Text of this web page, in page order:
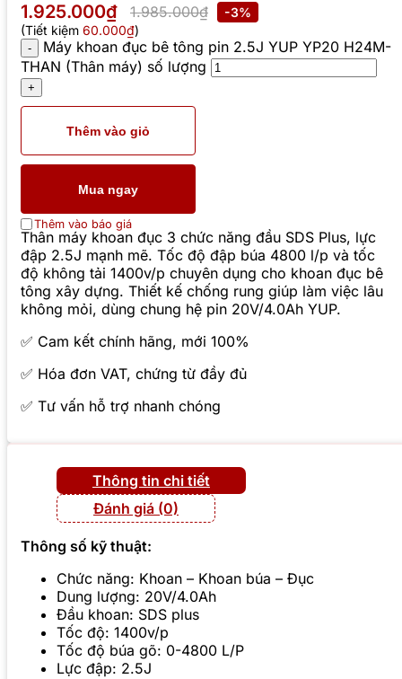
1.925.000₫ 1.985.000₫
-3%
(Tiết kiệm 60.000₫)
Máy khoan đục bê tông pin 2.5J YUP YP20 H24M-
THAN (Thân máy) số lượng
Thêm vào giỏ
Mua ngay
Thêm vào báo giá
Thân máy khoan đục 3 chức năng đầu SDS Plus, lực
đập 2.5J mạnh mẽ. Tốc độ đập búa 4800 l/p và tốc
độ không tải 1400v/p chuyên dụng cho khoan đục bê
tông xây dựng. Thiết kế chống rung giúp làm việc lâu
không mỏi, dùng chung hệ pin 20V/4.0Ah YUP.
✅ Cam kết chính hãng, mới 100%
✅ Hóa đơn VAT, chứng từ đầy đủ
✅ Tư vấn hỗ trợ nhanh chóng
Thông tin chi tiết
Đánh giá (0)
Thông số kỹ thuật:
Chức năng: Khoan – Khoan búa – Đục
Dung lượng: 20V/4.0Ah
Đầu khoan: SDS plus
Tốc độ: 1400v/p
Tốc độ búa gõ: 0-4800 L/P
Lực đập: 2.5J